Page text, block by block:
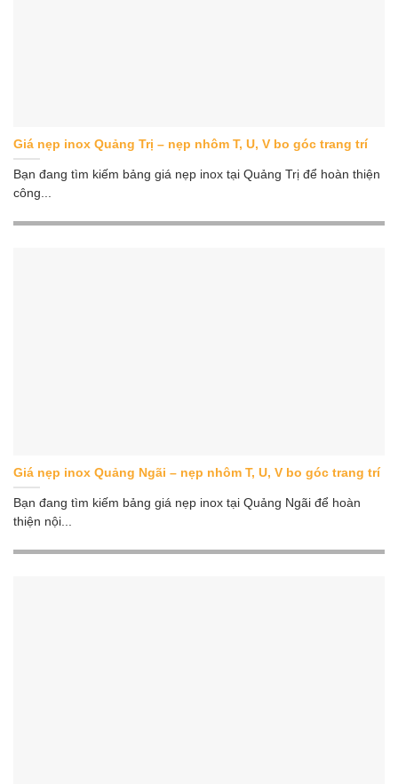
Giá nẹp inox Quảng Trị – nẹp nhôm T, U, V bo góc trang trí
Bạn đang tìm kiếm bảng giá nẹp inox tại Quảng Trị để hoàn thiện
công...
Giá nẹp inox Quảng Ngãi – nẹp nhôm T, U, V bo góc trang trí
Bạn đang tìm kiếm bảng giá nẹp inox tại Quảng Ngãi để hoàn
thiện nội...